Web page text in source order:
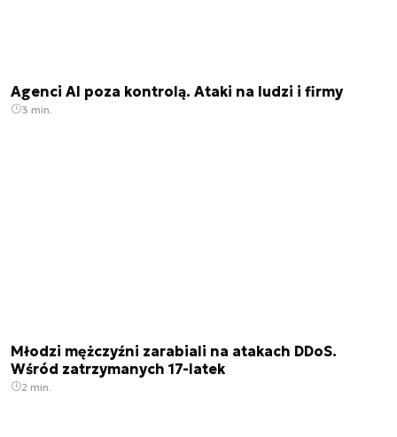
Agenci AI poza kontrolą. Ataki na ludzi i firmy
3 min.
Młodzi mężczyźni zarabiali na atakach DDoS.
Wśród zatrzymanych 17-latek
2 min.